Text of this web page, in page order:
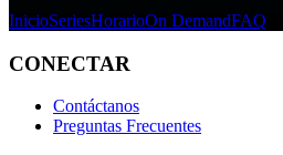
InicioSeriesHorarioOn DemandFAQ
CONECTAR
Contáctanos
Preguntas Frecuentes